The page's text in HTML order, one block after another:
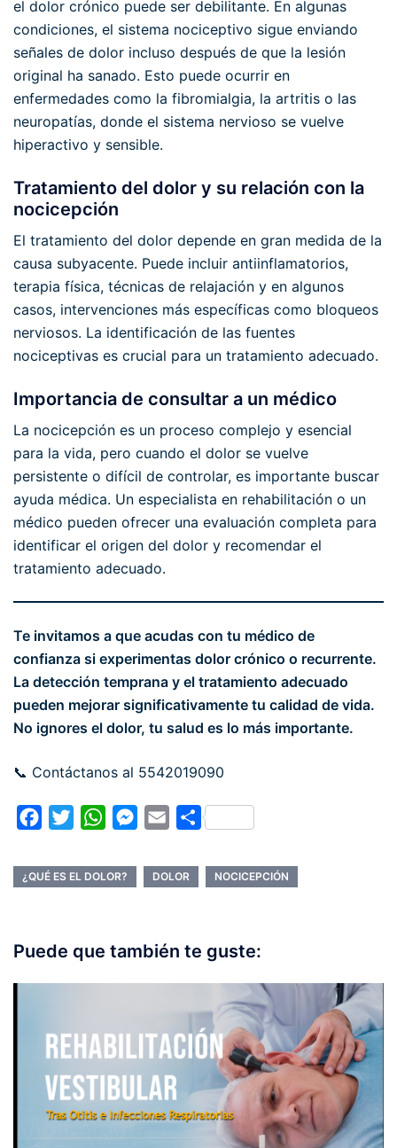
el dolor crónico puede ser debilitante. En algunas
condiciones, el sistema nociceptivo sigue enviando
señales de dolor incluso después de que la lesión
original ha sanado. Esto puede ocurrir en
enfermedades como la fibromialgia, la artritis o las
neuropatías, donde el sistema nervioso se vuelve
hiperactivo y sensible.
Tratamiento del dolor y su relación con la
nocicepción
El tratamiento del dolor depende en gran medida de la
causa subyacente. Puede incluir antiinflamatorios,
terapia física, técnicas de relajación y en algunos
casos, intervenciones más específicas como bloqueos
nerviosos. La identificación de las fuentes
nociceptivas es crucial para un tratamiento adecuado.
Importancia de consultar a un médico
La nocicepción es un proceso complejo y esencial
para la vida, pero cuando el dolor se vuelve
persistente o difícil de controlar, es importante buscar
ayuda médica. Un especialista en rehabilitación o un
médico pueden ofrecer una evaluación completa para
identificar el origen del dolor y recomendar el
tratamiento adecuado.
Te invitamos a que acudas con tu médico de
confianza si experimentas dolor crónico o recurrente.
La detección temprana y el tratamiento adecuado
pueden mejorar significativamente tu calidad de vida.
No ignores el dolor, tu salud es lo más importante.
📞 Contáctanos al 5542019090
FacebookTwitterWhatsAppMessenger
EmailCompartir
¿QUÉ ES EL DOLOR? DOLOR NOCICEPCIÓN
Puede que también te guste: